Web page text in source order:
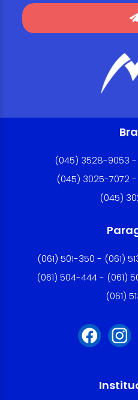
(045) 3528-9053
(045) 3025-7072
(045)
(061) 501-350 - (061)
(061) 504-444 - (061)
(061)